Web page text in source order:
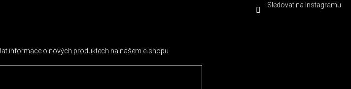
Sledovat na Instagramu
informace o nových produktech na našem e-shopu.